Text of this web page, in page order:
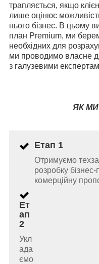
трапляється, якщо
лише оцінює
нього бізнес. В цьому
план Premium, ми
необхідних для
ми проводимо власне
з галузевими
ЯК
Етап 1
Отримуємо
розробку
комерційну
Ет
ап
2
Укл
ада
ємо